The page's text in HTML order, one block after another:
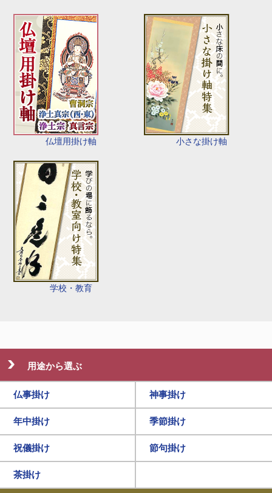
仏壇用掛け軸 小さな掛け軸
学校・教育
用途から選ぶ
仏事掛け 神事掛け
年中掛け 季節掛け
祝儀掛け 節句掛け
茶掛け